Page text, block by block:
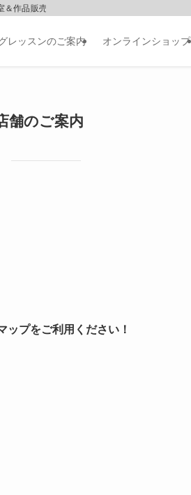
＆作品販売
レッスンのご案内 オンラインショップ
舗のご案内
プをご利用ください！